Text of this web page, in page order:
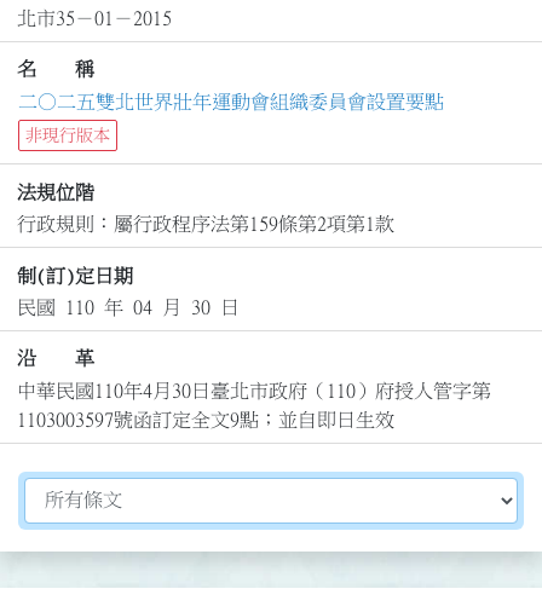
北市35－01－2015
名 稱
二○二五雙北世界壯年運動會組織委員會設置要點
非現行版本
法規位階
行政規則：屬行政程序法第159條第2項第1款
制(訂)定日期
民國 110 年 04 月 30 日
沿 革
中華民國110年4月30日臺北市政府（110）府授人管字第
1103003597號函訂定全文9點；並自即日生效
切換選擇法規資訊內容